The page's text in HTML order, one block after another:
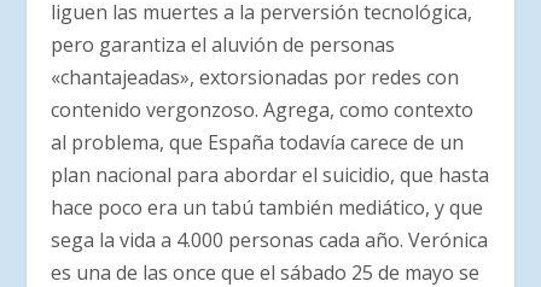
liguen las muertes a la perversión tecnológica,
pero garantiza el aluvión de personas
«chantajeadas», extorsionadas por redes con
contenido vergonzoso. Agrega, como contexto
al problema, que España todavía carece de un
plan nacional para abordar el suicidio, que hasta
hace poco era un tabú también mediático, y que
sega la vida a 4.000 personas cada año. Verónica
es una de las once que el sábado 25 de mayo se